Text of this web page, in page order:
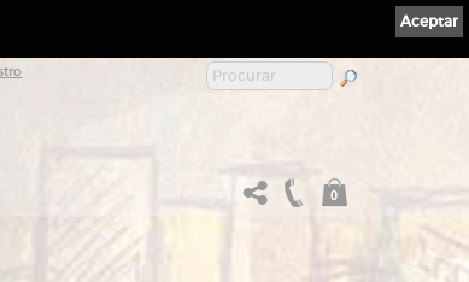
0
Aceptar